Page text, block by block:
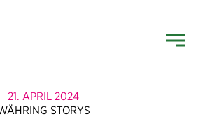
21. APRIL 2024
STORYS